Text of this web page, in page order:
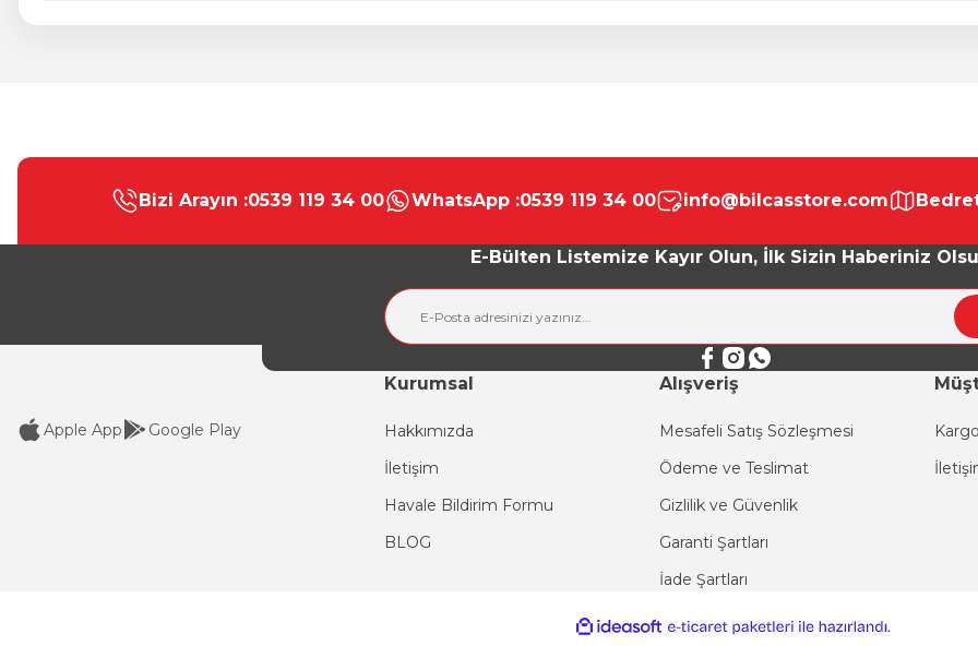
Görüş ve önerileriniz için teşekkür ederiz.
Ürün resmi kalitesiz, bozuk veya görüntülenemiyor.
Ürün açıklamasında eksik bilgiler bulunuyor.
Gönder
Bizi Arayın :0539 119 34 00 WhatsApp :0539 119 34 00 info@bilcasstore.com
E-Bülten Listemize Kayır Olun, İlk Sizin Haberiniz
Apple App Google Play
Kurumsal
Hakkımızda
İletişim
Havale Bildirim Formu
BLOG
Alışveriş
Mesafeli Satış Sözleşmesi
Ödeme ve Teslimat
Gizlilik ve Güvenlik
Garanti Şartları
İade Şartları
ideasoft
e-